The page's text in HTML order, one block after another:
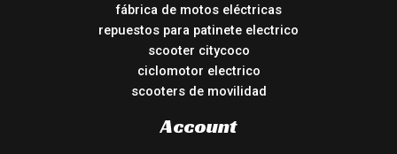
fábrica de motos eléctricas
repuestos para patinete electrico
scooter citycoco
ciclomotor electrico
scooters de movilidad
Account